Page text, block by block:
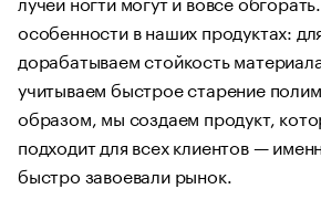
особенности в наших продуктах:
дорабатываем стойкость
учитываем быстрое старение
образом, мы создаем продукт,
подходит для всех клиентов —
быстро завоевали рынок.